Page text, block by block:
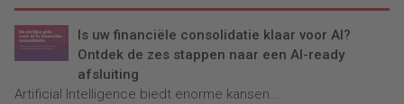
Is uw financiële consolidatie klaar voor AI?
Ontdek de zes stappen naar een AI-ready
afsluiting
Artificial Intelligence biedt enorme kansen...